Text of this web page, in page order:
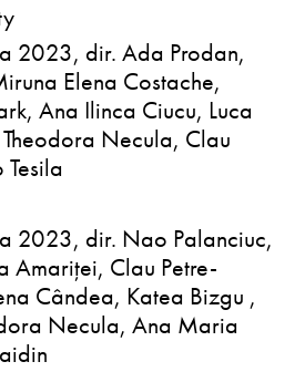
2023, dir. Ada Prodan,
Elena Costache,
Ana Ilinca Ciucu, Luca
Necula, Clau
2023, dir. Nao Palanciuc,
Amariței, Clau Petre-
Cândea, Katea Bizgu ,
Necula, Ana Maria